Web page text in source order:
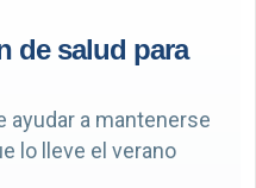
de salud para
ayudar a mantenerse
lo lleve el verano